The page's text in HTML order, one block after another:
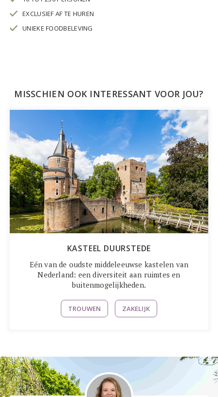
EXCLUSIEF AF TE HUREN
UNIEKE FOODBELEVING
MISSCHIEN OOK INTERESSANT VOOR JOU?
KASTEEL DUURSTEDE
Eén van de oudste middeleeuwse kastelen van
Nederland: een diversiteit aan ruimtes en
buitenmogelijkheden.
TROUWEN ZAKELIJK